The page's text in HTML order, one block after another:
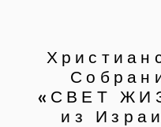
«СВЕТ
из